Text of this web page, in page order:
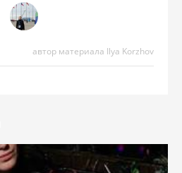
автор материала Ilya Korzhov